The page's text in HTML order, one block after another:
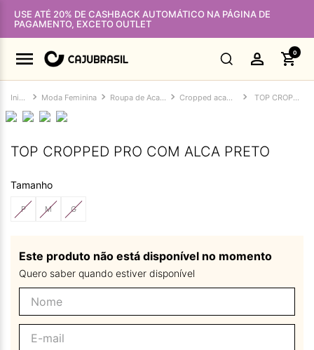
USE ATÉ 20% DE CASHBACK AUTOMÁTICO NA PÁGINA DE
PAGAMENTO, EXCETO OUTLET
0
Moda Feminina Roupa de Academia Feminina Cropped academia TOP CROPPED PRO COM ALCA PRETO
TOP CROPPED PRO COM ALCA PRETO
Tamanho
P M G
Este produto não está disponível no momento
Quero saber quando estiver disponível